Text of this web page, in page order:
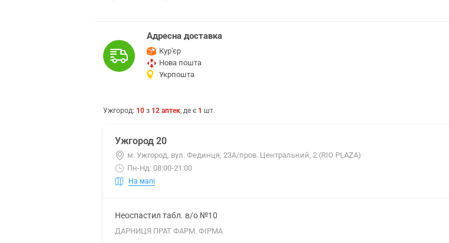
Адресна доставка
Кур'єр
Нова пошта
Укрпошта
Ужгород: 10 з 12 аптек, де є 1 шт.
Ужгород 20
м. Ужгород, вул. Фединця, 23А/пров. Центральний, 2 (RIO PLAZA)
Пн-Нд: 08:00-21:00
На мапі
Неоспастил табл. в/о №10
ДАРНИЦЯ ПРАТ ФАРМ. ФІРМА